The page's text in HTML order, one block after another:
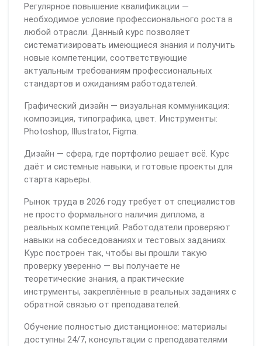
Регулярное повышение квалификации —
необходимое условие профессионального роста в
любой отрасли. Данный курс позволяет
систематизировать имеющиеся знания и получить
новые компетенции, соответствующие
актуальным требованиям профессиональных
стандартов и ожиданиям работодателей.
Графический дизайн — визуальная коммуникация:
композиция, типографика, цвет. Инструменты:
Photoshop, Illustrator, Figma.
Дизайн — сфера, где портфолио решает всё. Курс
даёт и системные навыки, и готовые проекты для
старта карьеры.
Рынок труда в 2026 году требует от специалистов
не просто формального наличия диплома, а
реальных компетенций. Работодатели проверяют
навыки на собеседованиях и тестовых заданиях.
Курс построен так, чтобы вы прошли такую
проверку уверенно — вы получаете не
теоретические знания, а практические
инструменты, закреплённые в реальных заданиях с
обратной связью от преподавателей.
Обучение полностью дистанционное: материалы
доступны 24/7, консультации с преподавателями